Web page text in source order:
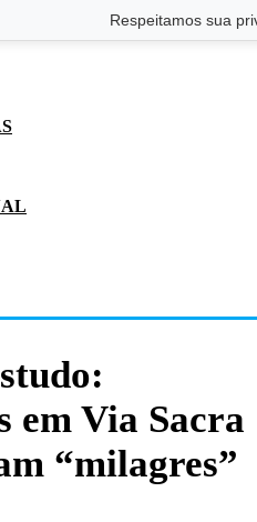
Respeitamos sua
em Via Sacra
“milagres”